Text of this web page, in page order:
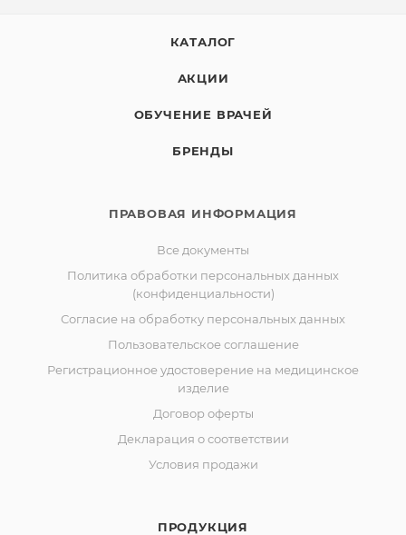
КАТАЛОГ
АКЦИИ
ОБУЧЕНИЕ ВРАЧЕЙ
БРЕНДЫ
ПРАВОВАЯ ИНФОРМАЦИЯ
Все документы
Политика обработки персональных данных
(конфиденциальности)
Согласие на обработку персональных данных
Пользовательское соглашение
Регистрационное удостоверение на медицинское
изделие
Договор оферты
Декларация о соответствии
Условия продажи
ПРОДУКЦИЯ